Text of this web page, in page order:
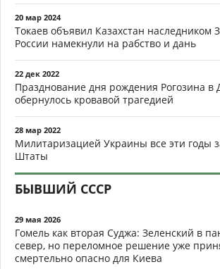
20 мар 2024
Токаев объявил Казахстан наследником
России намекнули на рабство и дань
22 дек 2022
Празднование дня рождения Рогозина в
обернулось кровавой трагедией
28 мар 2022
Милитаризацией Украины все эти годы
Штаты
БЫВШИЙ СССР
29 мая 2026
Гомель как вторая Суджа: Зеленский в
север, но переломное решение уже
смертельно опасно для Киева